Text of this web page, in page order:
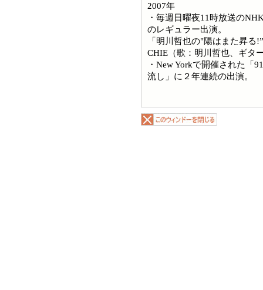
2007年
・毎週日曜夜11時放送の
のレギュラー出演。
「明川哲也の"陽はまた昇
CHIE（歌：明川哲也、ギタ
・New Yorkで開催された「
流し」に２年連続の出演。